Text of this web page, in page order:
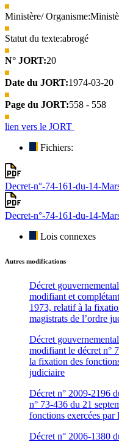
Ministère/ Organisme:
Statut du texte:abrogé
N° JORT:20
Date du JORT:1974-03-20
Page du JORT:558 - 558
lien vers le JORT
Fichiers:
Decret-n°-74-161-du-14-
Decret-n°-74-161-du-14-
Lois connexes
Autres modifications
Décret
modifiant et
1973, relatif à la
magistrats de l’ordre
Décret
modifiant le décret n°
la fixation des
judiciaire
Décret n° 2009-2196
n° 73-436 du 21
fonctions exercées par
Décret n° 2006-1380